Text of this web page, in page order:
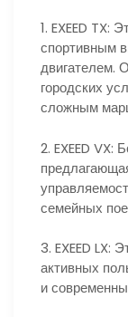
1. EXEED TX:
спортивным
двигателем.
городских
сложным
2. EXEED VX:
семейных
3. EXEED LX:
активных
и